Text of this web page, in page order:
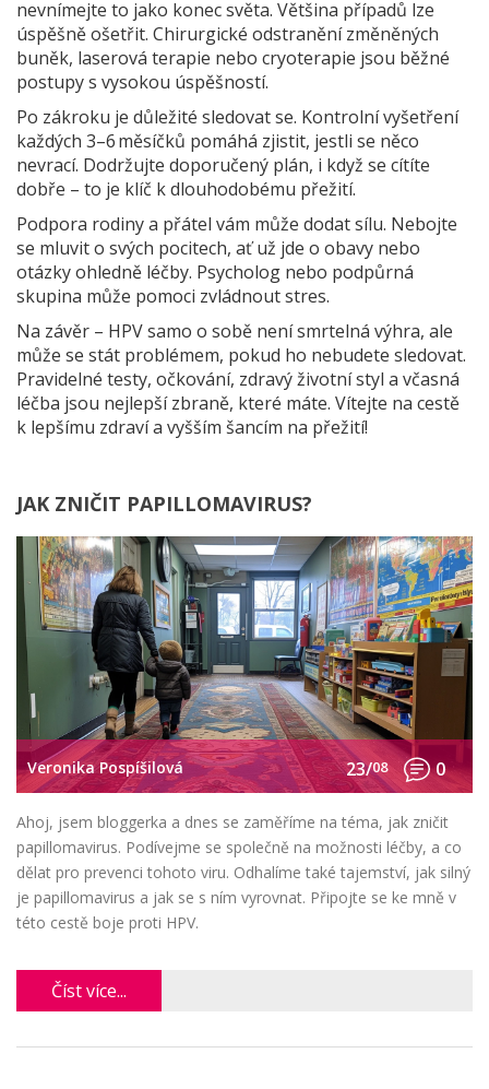
nevnímejte to jako konec světa. Většina případů lze
úspěšně ošetřit. Chirurgické odstranění změněných
buněk, laserová terapie nebo cryoterapie jsou běžné
postupy s vysokou úspěšností.
Po zákroku je důležité sledovat se. Kontrolní vyšetření
každých 3–6 měsíčků pomáhá zjistit, jestli se něco
nevrací. Dodržujte doporučený plán, i když se cítíte
dobře – to je klíč k dlouhodobému přežití.
Podpora rodiny a přátel vám může dodat sílu. Nebojte
se mluvit o svých pocitech, ať už jde o obavy nebo
otázky ohledně léčby. Psycholog nebo podpůrná
skupina může pomoci zvládnout stres.
Na závěr – HPV samo o sobě není smrtelná výhra, ale
může se stát problémem, pokud ho nebudete sledovat.
Pravidelné testy, očkování, zdravý životní styl a včasná
léčba jsou nejlepší zbraně, které máte. Vítejte na cestě
k lepšímu zdraví a vyšším šancím na přežití!
JAK ZNIČIT PAPILLOMAVIRUS?
Veronika Pospíšilová 23/08 0
Ahoj, jsem bloggerka a dnes se zaměříme na téma, jak zničit
papillomavirus. Podívejme se společně na možnosti léčby, a co
dělat pro prevenci tohoto viru. Odhalíme také tajemství, jak silný
je papillomavirus a jak se s ním vyrovnat. Připojte se ke mně v
této cestě boje proti HPV.
Číst více...